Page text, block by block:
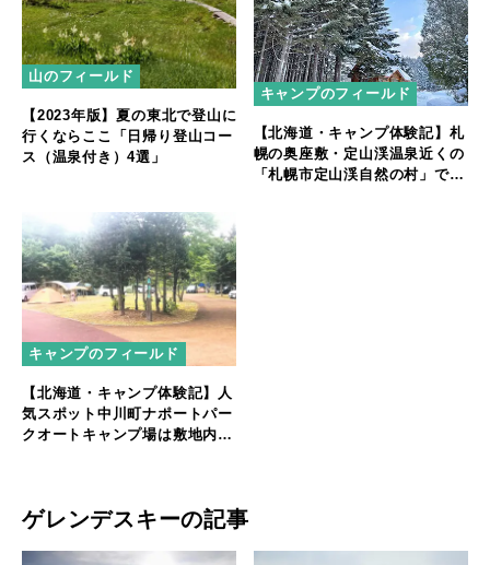
山のフィールド
【2023年版】夏の東北で登山に
行くならここ「日帰り登山コー
ス（温泉付き）4選」
キャンプのフィールド
【北海道・キャンプ体験記】札
幌の奥座敷・定山渓温泉近くの
「札幌市定山渓自然の村」で冬
キャンプのフィールド
【北海道・キャンプ体験記】人
気スポット中川町ナポートパー
クオートキャンプ場は敷地内の
ゲレンデスキーの記事